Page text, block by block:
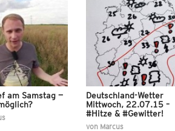
am Samstag —
Deutschland-Wetter
Mittwoch, 22.07.15 –
#Hitze & #Gewitter!
von Marcus